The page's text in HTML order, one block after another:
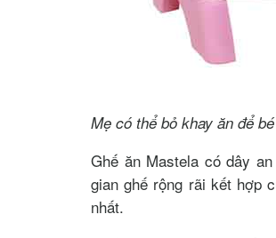
Mẹ có thể bỏ khay ăn để
Ghế ăn Mastela có dây
gian ghế rộng rãi kết hợp
nhất.